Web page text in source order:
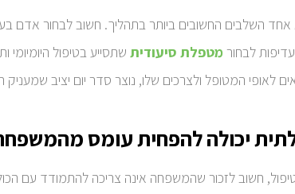
השלבים החשובים ביותר בתהליך. חשוב לבחור אדם
לבחור מטפלת סיעודית שתסייע בטיפול היומיומי
המטופל ולצרכים שלו, נוצר סדר יום יציב
יכולה להפחית עומס
חשוב לזכור שהמשפחה אינה צריכה להתמודד עם